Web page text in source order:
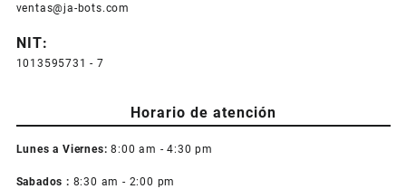
ventas@ja-bots.com
NIT:
1013595731 - 7
Horario de atención
Lunes a Viernes: 8:00 am - 4:30 pm
Sabados : 8:30 am - 2:00 pm